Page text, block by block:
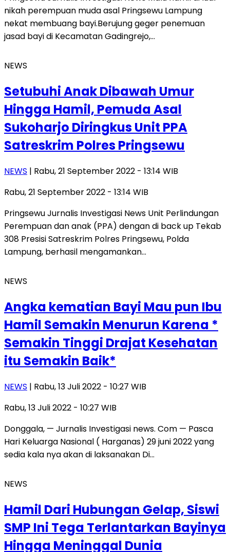
nikah perempuan muda asal Pringsewu Lampung
nekat membuang bayi.Berujung geger penemuan
jasad bayi di Kecamatan Gadingrejo,…
NEWS
Setubuhi Anak Dibawah Umur
Hingga Hamil, Pemuda Asal
Sukoharjo Diringkus Unit PPA
Satreskrim Polres Pringsewu
NEWS | Rabu, 21 September 2022 - 13:14 WIB
Rabu, 21 September 2022 - 13:14 WIB
Pringsewu Jurnalis Investigasi News Unit Perlindungan
Perempuan dan anak (PPA) dengan di back up Tekab
308 Presisi Satreskrim Polres Pringsewu, Polda
Lampung, berhasil mengamankan…
NEWS
Angka kematian Bayi Mau pun Ibu
Hamil Semakin Menurun Karena *
Semakin Tinggi Drajat Kesehatan
itu Semakin Baik*
NEWS | Rabu, 13 Juli 2022 - 10:27 WIB
Rabu, 13 Juli 2022 - 10:27 WIB
Donggala, — Jurnalis Investigasi news. Com — Pasca
Hari Keluarga Nasional ( Harganas) 29 juni 2022 yang
sedia kala nya akan di laksanakan Di…
NEWS
Hamil Dari Hubungan Gelap, Siswi
SMP Ini Tega Terlantarkan Bayinya
Hingga Meninggal Dunia